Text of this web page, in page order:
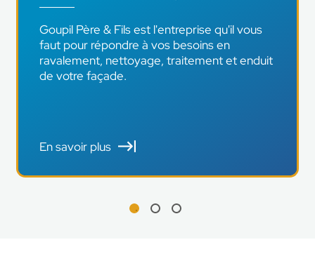
Goupil Père & Fils est l'entreprise qu'il vous
faut pour répondre à vos besoins en
ravalement, nettoyage, traitement et enduit
de votre façade.
En savoir plus